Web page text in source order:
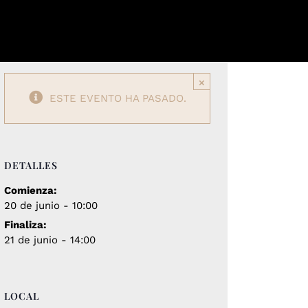
ESTE EVENTO HA PASADO.
×
DETALLES
Comienza:
20 de junio - 10:00
Finaliza:
21 de junio - 14:00
LOCAL